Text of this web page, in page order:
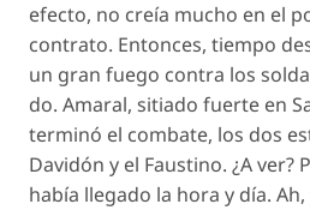
efecto, no creía mucho en el
contrato. Entonces, tiempo
un gran fuego contra los
do. Amaral, sitiado fuerte en
terminó el combate, los dos
Davidón y el Faustino. ¿A ver?
había llegado la hora y día.